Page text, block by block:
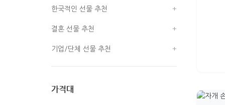
열쇠고리
장식용소품
전통적인 생활소품
한국적인 선물 추천
결혼 선물 추천
기업/단체 선물 추천
가격대